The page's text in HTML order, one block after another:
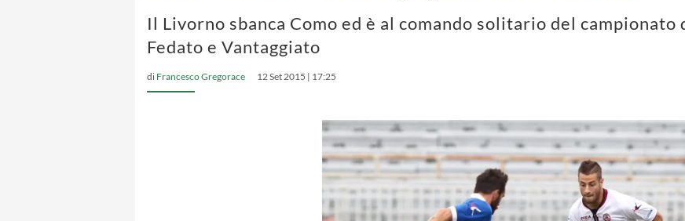
Il Livorno sbanca Como ed è al comando solitario del campionato
Fedato e Vantaggiato
di Francesco Gregorace 12 Set 2015 | 17:25